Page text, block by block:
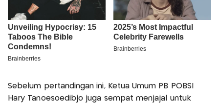
Sebelum pertandingan ini, Ketua Umum PB POBSI
Hary Tanoesoedibjo juga sempat menjajal untuk